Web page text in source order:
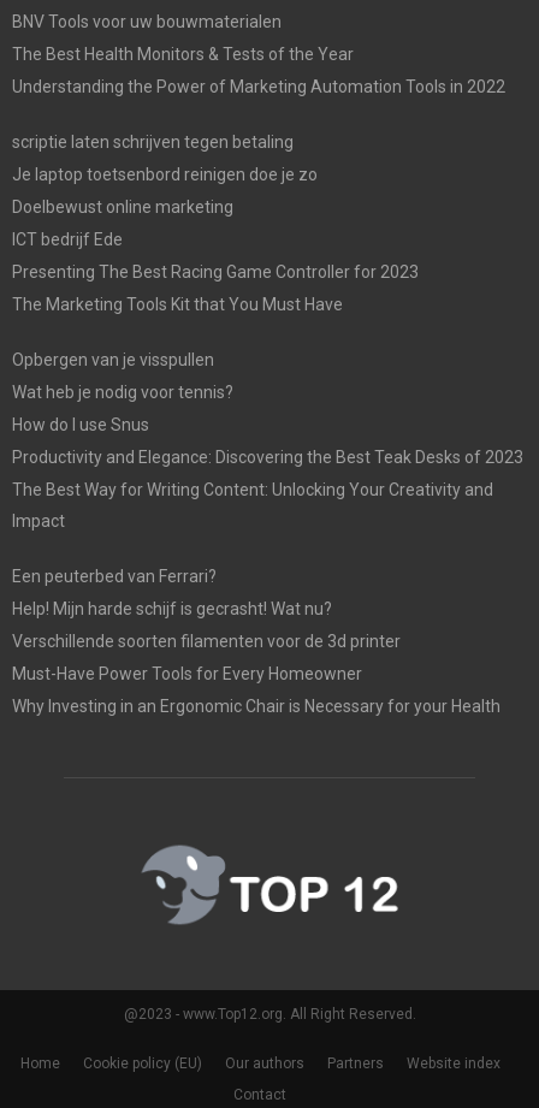
BNV Tools voor uw bouwmaterialen
The Best Health Monitors & Tests of the Year
Understanding the Power of Marketing Automation Tools in 2022
scriptie laten schrijven tegen betaling
Je laptop toetsenbord reinigen doe je zo
Doelbewust online marketing
ICT bedrijf Ede
Presenting The Best Racing Game Controller for 2023
The Marketing Tools Kit that You Must Have
Opbergen van je visspullen
Wat heb je nodig voor tennis?
How do I use Snus
Productivity and Elegance: Discovering the Best Teak Desks of 2023
The Best Way for Writing Content: Unlocking Your Creativity and
Impact
Een peuterbed van Ferrari?
Help! Mijn harde schijf is gecrasht! Wat nu?
Verschillende soorten filamenten voor de 3d printer
Must-Have Power Tools for Every Homeowner
Why Investing in an Ergonomic Chair is Necessary for your Health
@2023 - www.Top12.org. All Right Reserved.
Home Cookie policy (EU) Our authors Partners
Website index
Contact